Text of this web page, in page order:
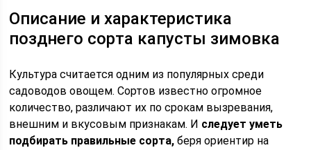
Описание и характеристика
позднего сорта капусты зимовка
Культура считается одним из популярных среди
садоводов овощем. Сортов известно огромное
количество, различают их по срокам вызревания,
внешним и вкусовым признакам. И следует уметь
подбирать правильные сорта, беря ориентир на